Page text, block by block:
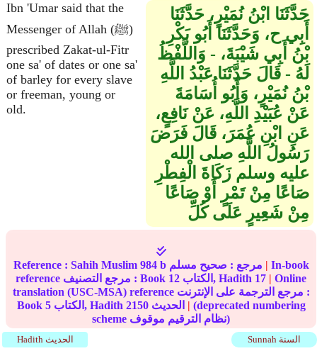
Ibn 'Umar said that the
Messenger of Allah (ﷺ)
prescribed Zakat-ul-Fitr
one sa' of dates or one sa'
of barley for every slave
or freeman, young or
old.
حَدَّثَنَا ابْنُ نُمَيْرٍ، حَدَّثَنَا
أَبِي ح، وَحَدَّثَنَا أَبُو بَكْرِ
بْنُ أَبِي شَيْبَةَ، - وَاللَّفْظُ
لَهُ - قَالَ حَدَّثَنَا عَبْدُ اللَّهِ
بْنُ نُمَيْرٍ، وَأَبُو أُسَامَةَ
عَنْ عُبَيْدِ اللَّهِ، عَنْ نَافِعٍ،
عَنِ ابْنِ عُمَرَ، قَالَ فَرَضَ
رَسُولُ اللَّهِ صلى الله
عليه وسلم زَكَاةَ الْفِطْرِ
صَاعًا مِنْ تَمْرٍ أَوْ صَاعًا
مِنْ شَعِيرٍ عَلَى كُلِّ
Reference : Sahih Muslim 984 b مرجع : صحيح مسلم | In-book
reference مرجع التصنيف : Book 12 الكتاب, Hadith 17 | Online
translation (USC-MSA) reference مرجع الترجمة على الإنترنت :
Book 5 الكتاب, Hadith 2150 | (deprecated numbering
scheme نظام الترقيم موقوف)
Sunnah السنة Hadith الحديث